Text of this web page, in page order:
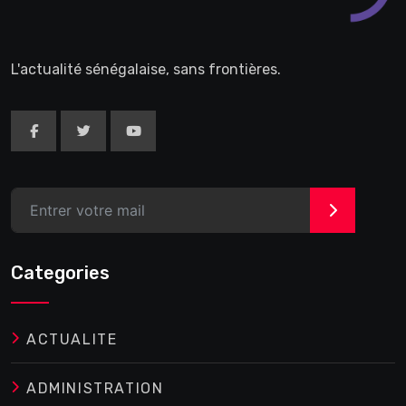
L'actualité sénégalaise, sans frontières.
>
Categories
ACTUALITE
ADMINISTRATION